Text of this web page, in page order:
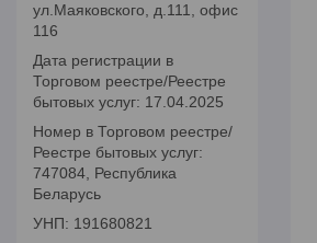
ул.Маяковского, д.111, офис
116
Дата регистрации в
Торговом реестре/Реестре
бытовых услуг: 17.04.2025
Номер в Торговом реестре/
Реестре бытовых услуг:
747084, Республика
Беларусь
УНП: 191680821